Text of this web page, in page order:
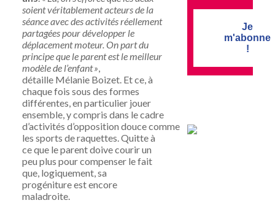
soient véritablement acteurs de la
séance avec des activités réellement
partagées pour développer le
déplacement moteur. On part du
principe que le parent est le meilleur
modèle de l’enfant »,
détaille Mélanie Boizet. Et ce, à
chaque fois sous des formes
différentes, en particulier jouer
ensemble, y compris dans le cadre
d’activités d’opposition douce comme
les sports de raquettes. Quitte à
ce que le parent doive courir un
peu plus pour compenser le fait
que, logiquement, sa
progéniture est encore
maladroite.
Je
m'abonne
!